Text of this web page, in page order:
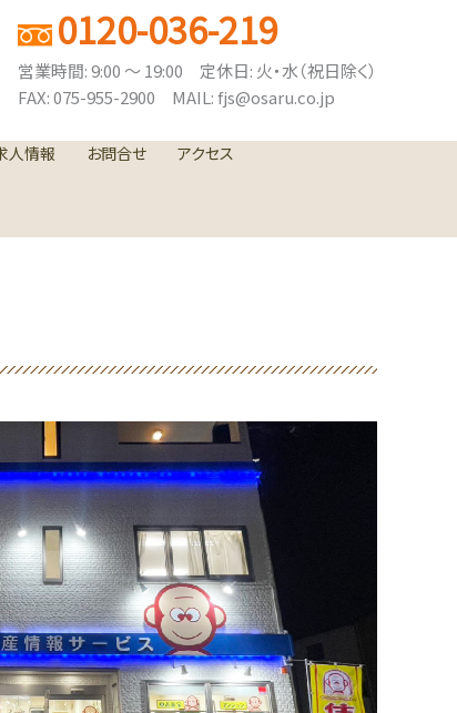
0120-036-219
営業時間: 9:00 ～ 19:00 定休日: 火・水（祝日除く）
FAX: 075-955-2900 MAIL: fjs@osaru.co.jp
人情報 お問合せ アクセス